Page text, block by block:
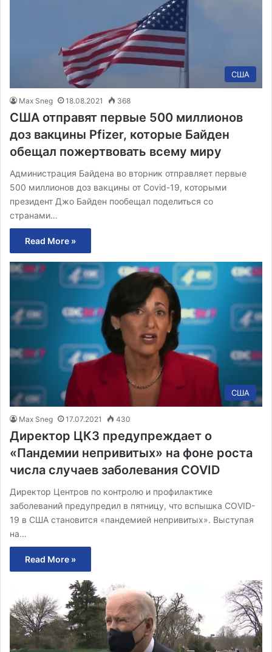
США
Max Sneg 18.08.2021 368
США отправят первые 500 миллионов
доз вакцины Pfizer, которые Байден
обещал пожертвовать всему миру
Администрация Байдена во вторник отправляет первые
500 миллионов доз вакцины от Covid-19, которыми
президент Джо Байден пообещал поделиться со
странами…
Read More »
США
Max Sneg 17.07.2021 430
Директор ЦКЗ предупреждает о
«Пандемии непривитых» на фоне роста
числа случаев заболевания COVID
Директор Центров по контролю и профилактике
заболеваний предупредил в пятницу, что вспышка COVID-
19 в США становится «пандемией непривитых». Выступая
на…
Read More »